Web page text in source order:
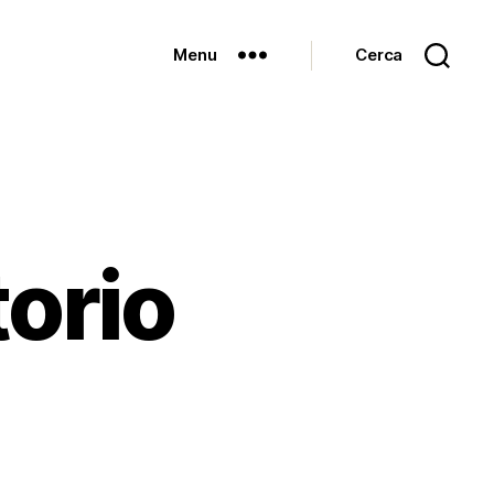
Menu Cerca